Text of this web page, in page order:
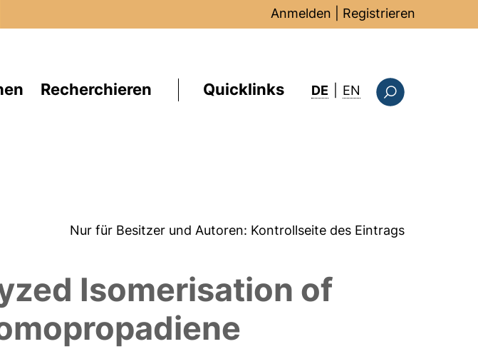
Anmelden Registrieren
Recherchieren Quicklinks DE EN : this page in
Nur für Besitzer und Autoren: Kontrollseite des Eintrags
Isomerisation of